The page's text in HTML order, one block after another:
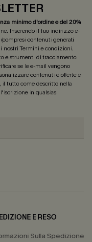
minimo d'ordine e del 20%
Inserendo il tuo indirizzo e-
contenuti generati
nostri Termini e condizioni.
e strumenti di tracciamento
se le e-mail vengono
contenuti e offerte e
tutto come descritto nella
in qualsiasi
E RESO
Sulla Spedizione